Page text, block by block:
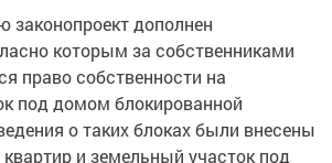
законопроект дополнен
которым за собственниками
право собственности на
под домом блокированной
о таких блоках были внесены
и земельный участок под